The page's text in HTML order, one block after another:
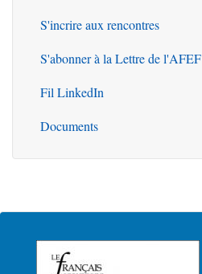
S'incrire aux rencontres
S'abonner à la Lettre de l'AFEF
Fil LinkedIn
Documents